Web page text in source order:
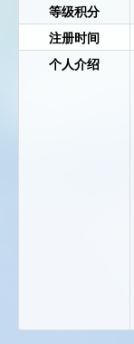
等级积分
注册时间
个人介绍